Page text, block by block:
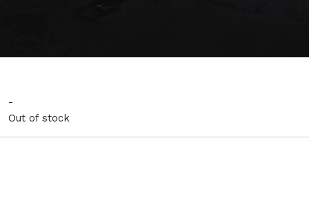
-
Out of stock